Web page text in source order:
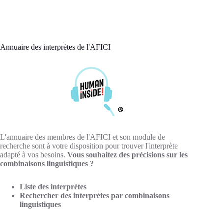
Annuaire des interprètes de l'AFICI
L'annuaire des membres de l'AFICI et son module de
recherche sont à votre disposition pour trouver l'interprète
adapté à vos besoins. Vous souhaitez des précisions sur les
combinaisons linguistiques ?
Liste des interprètes
Rechercher des interprètes par combinaisons
linguistiques